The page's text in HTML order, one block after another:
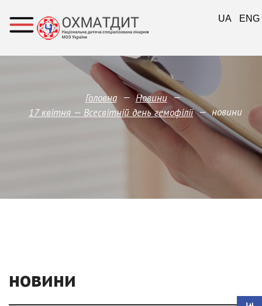
Головна — Новини —
17 квітня — Всесвітній день гемофілії — новини
новини
UA ENG